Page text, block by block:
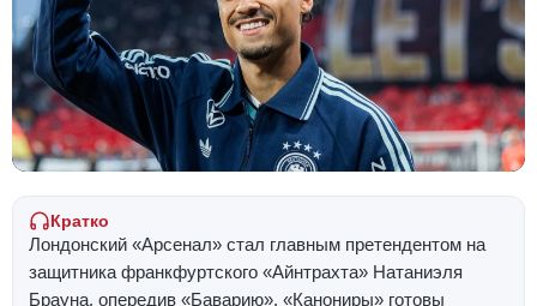
Кратко
Лондонский «Арсенал» стал главным претендентом на
защитника франкфуртского «Айнтрахта» Натаниэля
Брауна, опередив «Баварию». «Канониры» готовы